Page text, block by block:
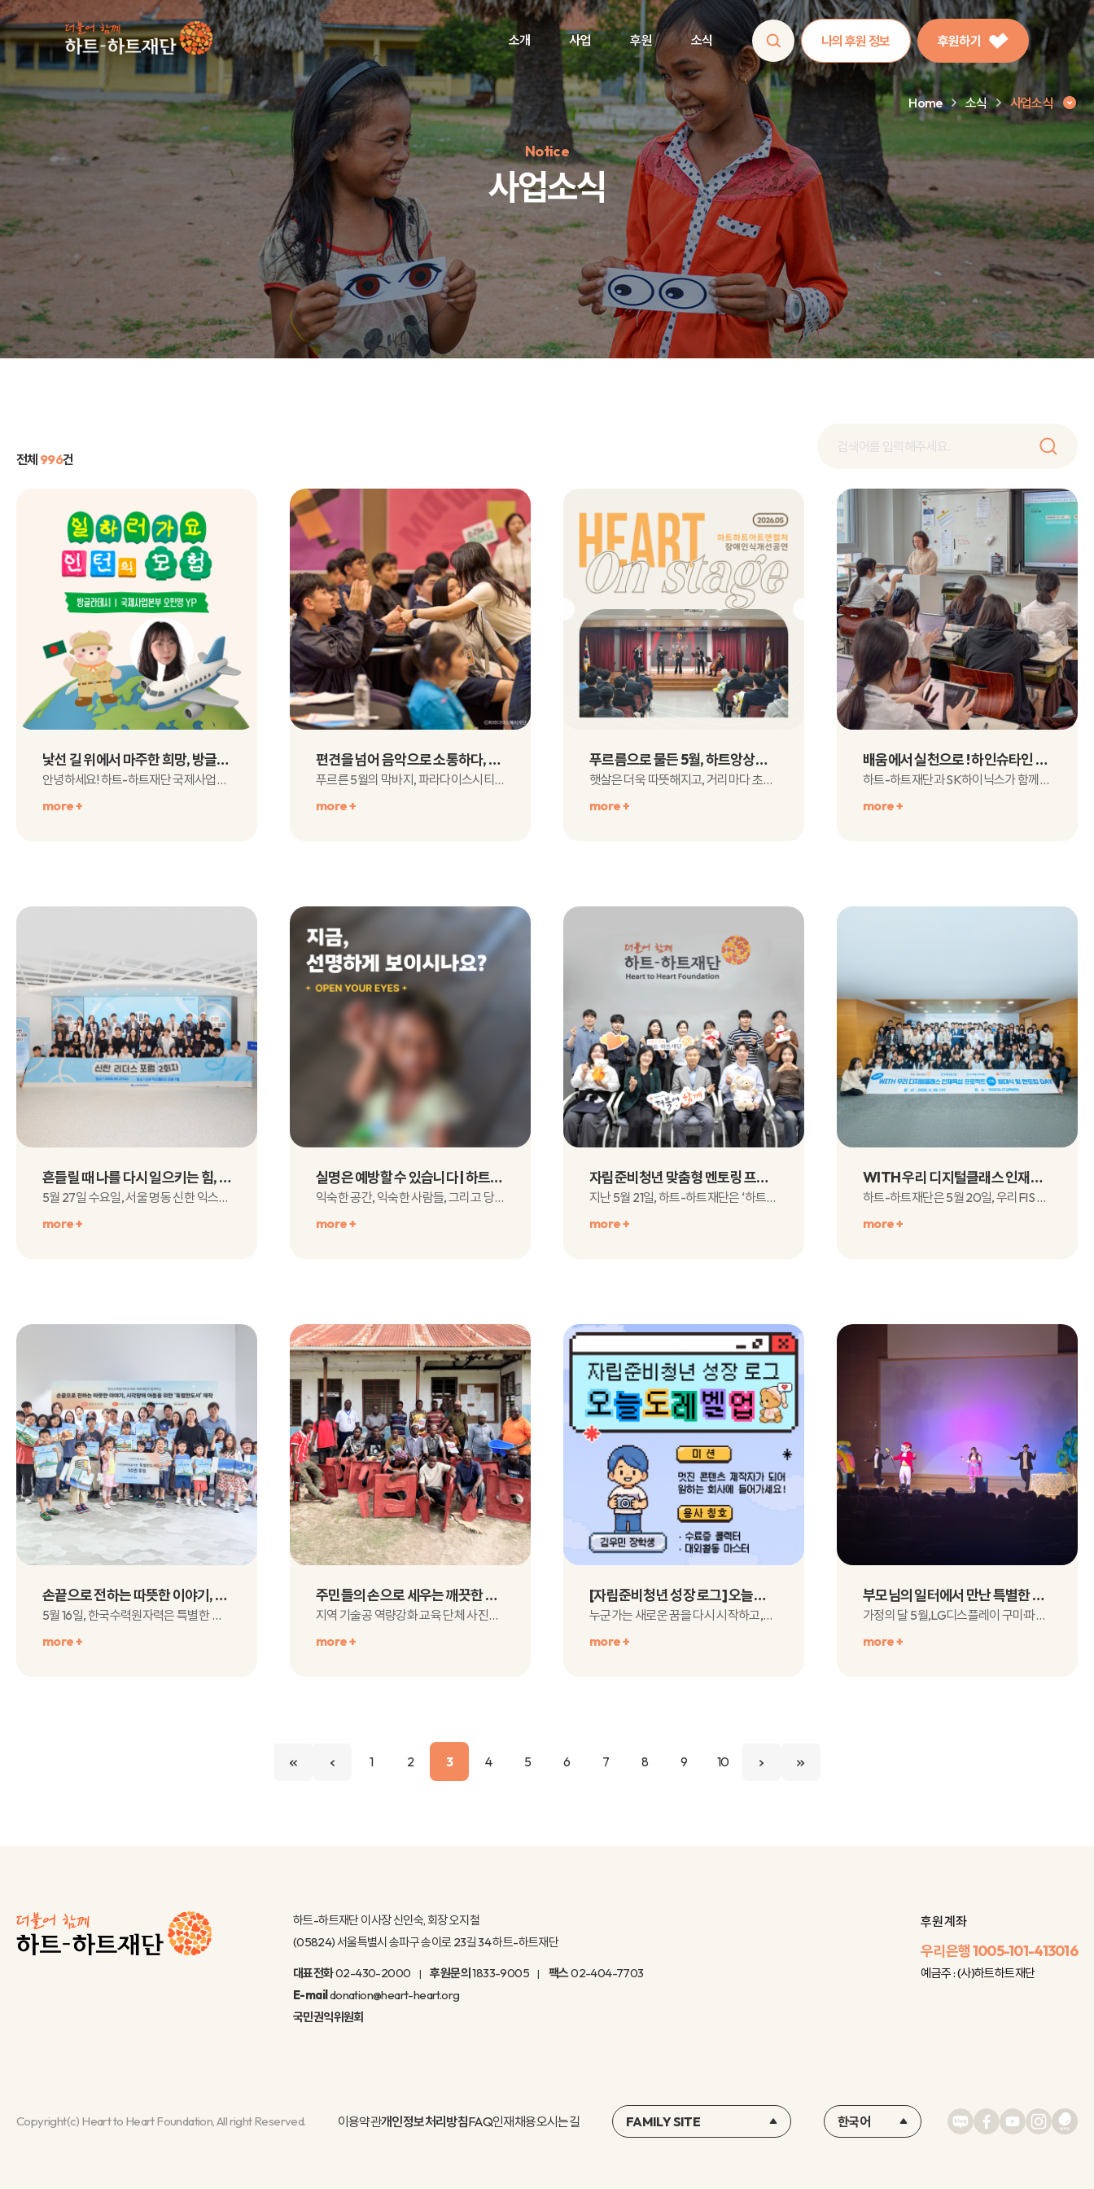
소개 사업 후원 소식 나의 후원 정보 후원하기
인기 키워드 #정기후원 #하트플레이스#캠페인#팬덤후원
Home 소식 사업소식
Notice
사업소식
사업소식
전체 996건
낯선 길 위에서 마주한 희망, 방글라데시 오민영 YP 출장 후기 l 일하러가요 인턴의 모험
안녕하세요! 하트-하트재단 국제사업본부에서 YP로 근무하고 있는 오민영입니다.저는 방글라데..
more +
편견을 넘어 음악으로 소통하다, 제16회 아이소리페스티벌
푸르른 5월의 막바지, 파라다이스시티에서 발달장애 청소년들에게문화예술 분야의 무..
more +
푸르름으로 물든 5월, 하트앙상블 공연 후기
햇살은 더욱 따뜻해지고, 거리마다 초록빛이 짙어지는 계절.하트앙상블은 5월에도 아름다운 선..
more +
배움에서 실천으로 ! 하인슈타인 AI 교육 현장을 만나다
하트-하트재단과 SK하이닉스가 함께하는 ‘하인슈타인’ 사업은SK하이닉스의 대표 사회공헌 프..
more +
흔들릴 때 나를 다시 일으키는 힘, 2026 신한 리더스포럼 5월 현장 스케치
5월 27일 수요일, 서울 명동 신한 익스페이스에서하트-하트재단과 신한장학재단이 함께하는2..
more +
실명은 예방할 수 있습니다 | 하트-하트재단 실명예방 캠페인 OPEN YOUR EYES
익숙한 공간, 익숙한 사람들, 그리고 당연하게 느껴지는 이 시선.우리는 매일, ‘보는 것’..
more +
자립준비청년 맞춤형 멘토링 프로그램 <하트메이트> 발대식 및 워크숍 현장소식
지난 5월 21일, 하트-하트재단은 ‘하트메이트’장학생들을 축하하는발대식과 워크숍 및 멘토..
more +
WITH 우리 디지털클래스 인재육성 프로젝트 7기 장학생 발대식 및 1차 멘토링 현장 속으로!
하트-하트재단은 5월 20일, 우리FIS 본사에서우리금융그룹, 우리FIS, 사회복지공동모금..
more +
손끝으로 전하는 따뜻한 이야기, 한국수력원자력과 함께하는 ‘특별한도서’
5월 16일, 한국수력원자력은 특별한 도서를 후원하고,임직원 가족들이 직접 도서를 제작하는..
more +
주민들의 손으로 세우는 깨끗한 변화: 탄자니아 위생 기술공 역량강화 교육
지역 기술공 역량강화 교육 단체 사진깨끗한 물과 안전한 위생 환경은 건강한 일상의 시작입니..
more +
[자립준비청년 성장 로그] 오늘도 레벨업 ! - 김우민 장학생
누군가는 새로운 꿈을 다시 시작하고,누군가는 처음 가보는 길에 도전하며,또 다른 누군가는 ..
more +
부모님의 일터에서 만난 특별한 하루, ‘초롱초롱 눈건강 교실’
가정의 달 5월,LG디스플레이 구미·파주 사업장에 아이들의 웃음소리가 가득 채워졌습니다.하..
more +
1 2 3 4 5 6 7 8 9 10
하트-하트재단 이사장 신인숙, 회장 오지철
(05824) 서울특별시 송파구 송이로 23길 34 하트-하트재단
대표전화02-430-2000 후원문의1833-9005 팩스02-404-7703
E-maildonation@heart-heart.org
국민권익위원회
후원 계좌
우리은행1005-101-413016
예금주 : (사)하트하트재단
Copyright(c) Heart to Heart Foundation, All right Reserved. 이용약관개인정보처리방침FAQ인재채용오시는길 FAMILY SITE 한국어